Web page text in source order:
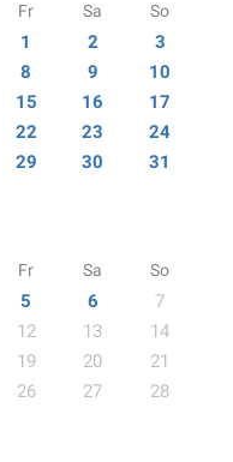
Fr Sa So
1 2
3
8 9
10
15 16
17
22 23
24
29 30 31
Fr Sa So
5 6
7
12 13
14
19 20
21
26 27
28